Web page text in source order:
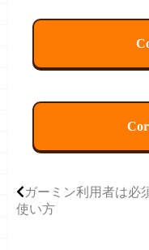
ガーミン利用者は必
使い方